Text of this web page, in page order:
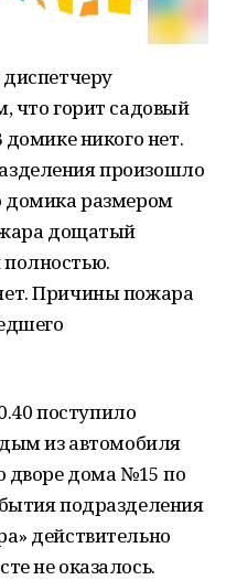
что горит садовый
никого нет.
произошло
домика размером
дощатый
Причины пожара
поступило
из автомобиля
дворе дома №15 по
подразделения
действительно
не оказалось.